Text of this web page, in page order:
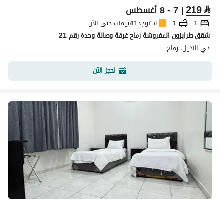
⃁
219| 7 - 8 أغسطس
1
1
لا توجد تقييمات حتى الآن
شقق طرابزون المفروشة رماح غرفة وصالة وحدة رقم 21
حي النخيل، رماح
احجز الآن